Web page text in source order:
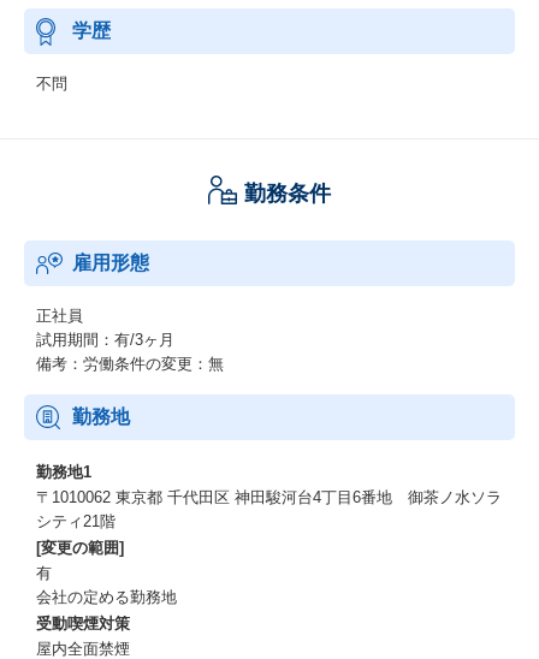
学歴
不問
勤務条件
雇用形態
正社員
試用期間：有/3ヶ月
備考：労働条件の変更：無
勤務地
勤務地1
〒1010062 東京都 千代田区 神田駿河台4丁目6番地 御茶ノ水ソラ
シティ21階
[変更の範囲]
有
会社の定める勤務地
受動喫煙対策
屋内全面禁煙